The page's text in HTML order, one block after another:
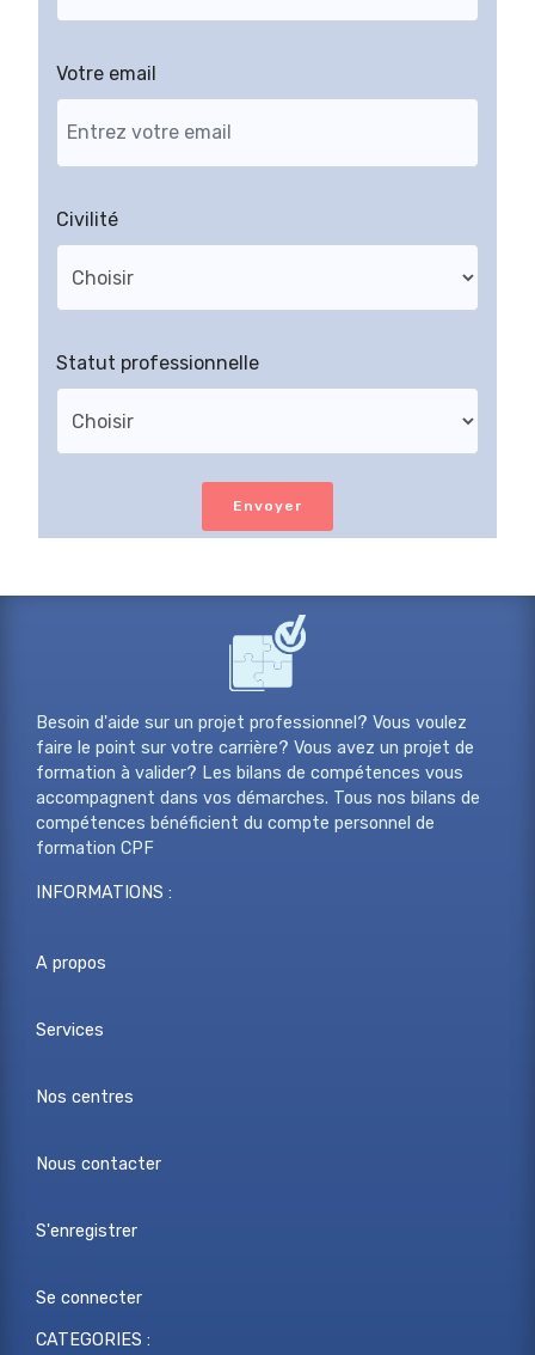
Votre email
Civilité
Statut professionnelle
Envoyer
Besoin d'aide sur un projet professionnel? Vous voulez
faire le point sur votre carrière? Vous avez un projet de
formation à valider? Les bilans de compétences vous
accompagnent dans vos démarches. Tous nos bilans de
compétences bénéficient du compte personnel de
formation CPF
INFORMATIONS :
A propos
Services
Nos centres
Nous contacter
S'enregistrer
Se connecter
CATEGORIES :